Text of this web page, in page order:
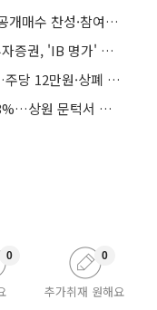
더존비즈온, 상장폐지 순항…이사회, 공개매수 찬성·참여 권고
외국계 PEF 공개매수 딜 독식…NH투자증권, 'IB 명가' 존재감 부각
EQT, 더존비즈온 2차 공개매수 착수…주당 12만원·상폐 수순 본격화
美 클래리티 법안 연내 통과 가능성 13%…상원 문턱서 제동
0
추가취재 원해요
0